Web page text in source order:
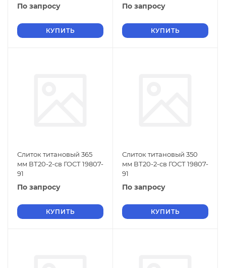
По запросу
КУПИТЬ
По запросу
КУПИТЬ
Слиток титановый 365
мм ВТ20-2-св ГОСТ 19807-
91
По запросу
КУПИТЬ
Слиток титановый 350
мм ВТ20-2-св ГОСТ 19807-
91
По запросу
КУПИТЬ